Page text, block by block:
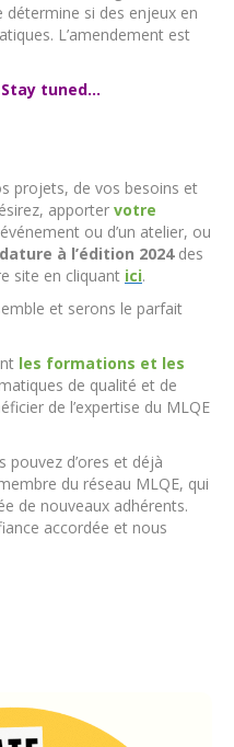
détermine si des enjeux en
L’amendement est
Stay tuned…
projets, de vos besoins et
apporter votre
ou d’un atelier, ou
à l’édition 2024des
site en cliquant ici.
et serons le parfait
les formations et les
de qualité et de
de l’expertise du MLQE
pouvez d’ores et déjà
du réseau MLQE, qui
de nouveaux adhérents.
accordée et nous